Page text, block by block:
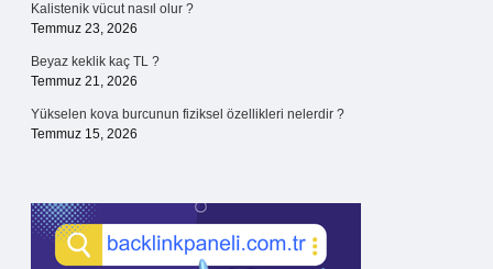
Kalistenik vücut nasıl olur ?
Temmuz 23, 2026
Beyaz keklik kaç TL ?
Temmuz 21, 2026
Yükselen kova burcunun fiziksel özellikleri nelerdir ?
Temmuz 15, 2026